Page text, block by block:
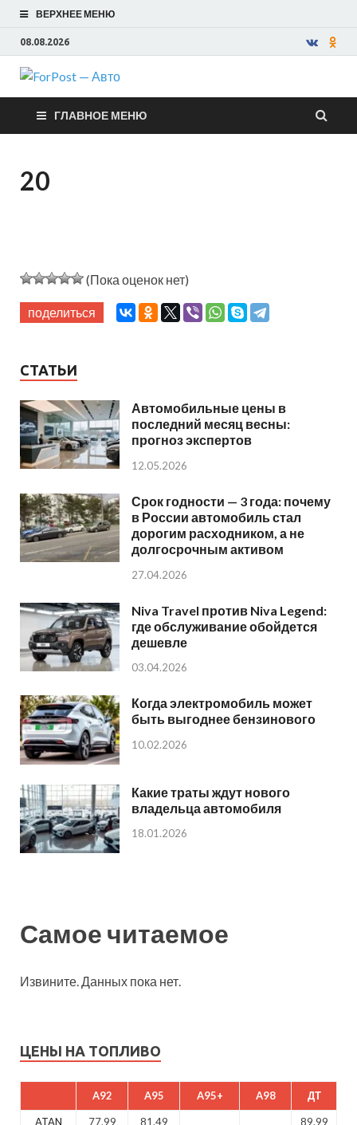
ВЕРХНЕЕ МЕНЮ
08.08.2026
ForPost —
Авто
ГЛАВНОЕ МЕНЮ
20
(Пока оценок нет)
поделиться
СТАТЬИ
Автомобильные цены в
последний месяц весны:
прогноз экспертов
12.05.2026
Срок годности — 3 года: почему
в России автомобиль стал
дорогим расходником, а не
долгосрочным активом
27.04.2026
Niva Travel против Niva Legend:
где обслуживание обойдется
дешевле
03.04.2026
Когда электромобиль может
быть выгоднее бензинового
10.02.2026
Какие траты ждут нового
владельца автомобиля
18.01.2026
Самое читаемое
Извините. Данных пока нет.
ЦЕНЫ НА ТОПЛИВО
A92 A95 A95+ A98 ДТ
ATAN 77.99 81.49
89.99